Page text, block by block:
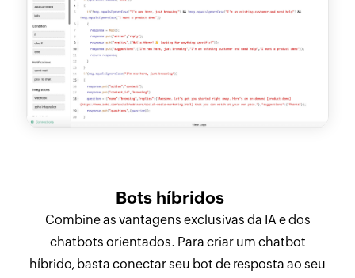
Bots híbridos
Combine as vantagens exclusivas da IA e dos
chatbots orientados. Para criar um chatbot
híbrido, basta conectar seu bot de resposta ao seu